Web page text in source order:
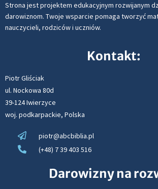
Strona jest projektem edukacyjnym rozwijanym
darowiznom. Twoje wsparcie pomaga tworzyć
nauczycieli, rodziców i uczniów.
Kontakt:
Piotr Gliściak
ul. Nockowa 80d
39-124 Iwierzyce
woj. podkarpackie, Polska
piotr@abcbiblia.pl
(+48) 7 39 403 516
Darowizny na